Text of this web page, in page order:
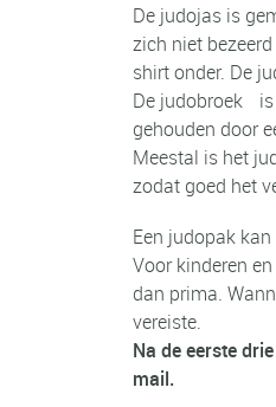
De judojas is
zich niet
shirt onder. De
De judobroek is
gehouden door
Meestal is het
zodat goed het
Een judopak
Voor kinderen
dan prima.
vereiste.
Na de eerste
mail.